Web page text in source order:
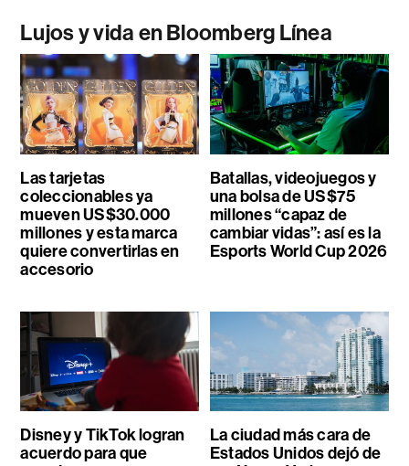
Lujos y vida en Bloomberg Línea
Las tarjetas
coleccionables ya
mueven US$30.000
millones y esta marca
quiere convertirlas en
accesorio
Batallas, videojuegos y
una bolsa de US$75
millones “capaz de
cambiar vidas”: así es la
Esports World Cup 2026
Disney y TikTok logran
acuerdo para que
La ciudad más cara de
Estados Unidos dejó de